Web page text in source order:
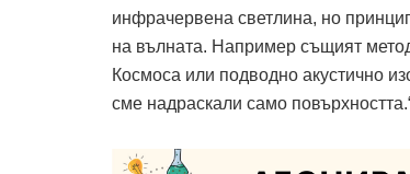
инфрачервена светлина, но
на вълната. Например същият
Космоса или подводно акустично
сме надраскали само